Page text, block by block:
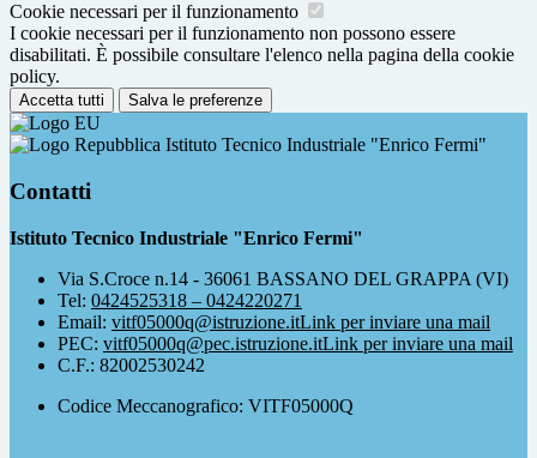
Cookie necessari per il funzionamento
I cookie necessari per il funzionamento non possono essere
disabilitati. È possibile consultare l'elenco nella pagina della cookie
policy.
Accetta tutti Salva le preferenze
Istituto Tecnico Industriale "Enrico Fermi"
Contatti
Istituto Tecnico Industriale "Enrico Fermi"
Via S.Croce n.14 - 36061 BASSANO DEL GRAPPA (VI)
Tel: 0424525318 – 0424220271
Email: vitf05000q@istruzione.itLink per inviare una mail
PEC: vitf05000q@pec.istruzione.itLink per inviare una mail
C.F.: 82002530242
Codice Meccanografico: VITF05000Q